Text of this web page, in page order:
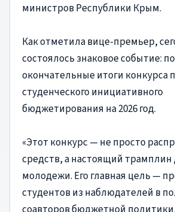
министров Республики Крым.
Как отметила вице-премьер,
состоялось знаковое событие:
окончательные итоги конкурса
студенческого инициативного
бюджетирования на 2026 год.
«Этот конкурс — не просто
средств, а настоящий трамплин
молодежи. Его главная цель —
студентов из наблюдателей в